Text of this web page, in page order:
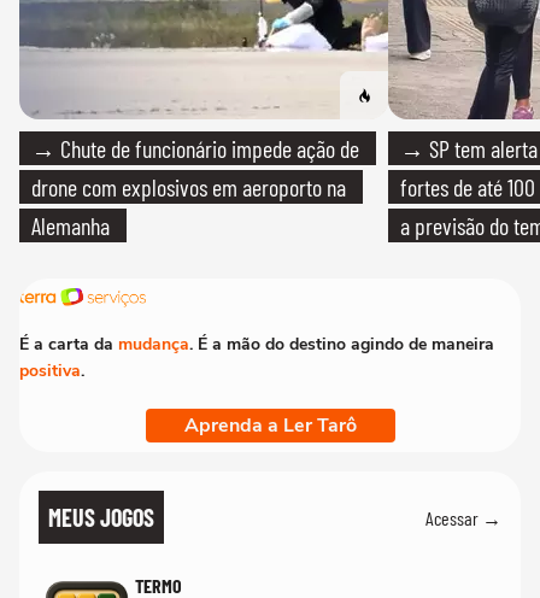
→ Chute de funcionário impede ação de
drone com explosivos em aeroporto na
Alemanha
→ SP tem
fortes de até
a previsão do
É a carta da mudança. É a mão do destino agindo de maneira
positiva.
Aprenda a Ler Tarô
MEUS JOGOS Acessar →
TERMO